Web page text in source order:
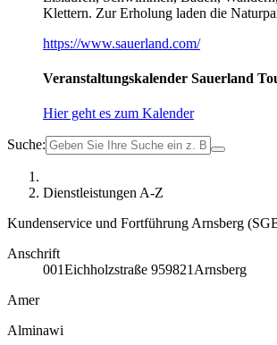
Klettern. Zur Erholung laden die
https://www.sauerland.com/
Veranstaltungskalender Sauerland
Hier geht es zum Kalender
Suche:
Dienstleistungen A-Z
Kundenservice und Fortführung Arnsberg
Anschrift
001Eichholzstraße 959821 Arnsberg
Amer
Alminawi